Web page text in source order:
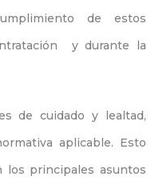
de estos
y durante la
de cuidado y lealtad,
aplicable. Esto
los principales asuntos